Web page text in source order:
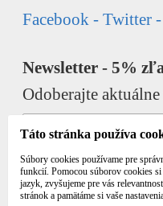
Facebook - Twitter
Newsletter - 5%
Odoberajte
Odobrať
Táto stránka používa
Súbory cookies používame pre
funkcií. Pomocou súborov cookies
jazyk, zvyšujeme pre vás
stránok a pamätáme si vaše